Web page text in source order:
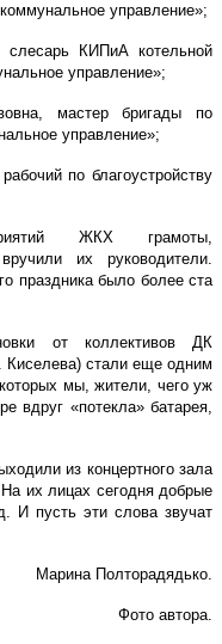
управление»;
слесарь КИПиА котельной
управление»;
мастер бригады по
управление»;
по благоустройству
ЖКХ грамоты,
их руководители.
праздника было более ста
от коллективов ДК
Киселева) стали еще одним
мы, жители, чего уж
вдруг «потекла» батарея,
из концертного зала
их лицах сегодня добрые
И пусть эти слова звучат
Марина Полторадядько.
Фото автора.